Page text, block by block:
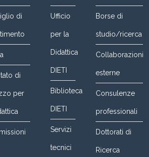
di
di
per
Ufficio
per la
Didattica
DIETI
Biblioteca
DIETI
Servizi
tecnici
Borse di
studio/ricerca
Collaborazioni
esterne
Consulenze
professionali
Dottorati di
Ricerca